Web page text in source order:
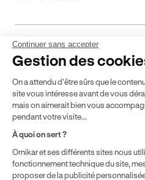
Mentions légales CGV CGU
* Détail des conditions de nos
localisation géographique et du
achetez comme détaillé dans
Vente.
Continuer sans accepter
Gestion des
On a attendu d'être sûrs que le
site vous intéresse avant de vous
mais on aimerait bien vous
pendant votre visite...
À quoi on sert ?
Ornikar et ses différents sites nous
fonctionnement technique du site,
proposer de la publicité